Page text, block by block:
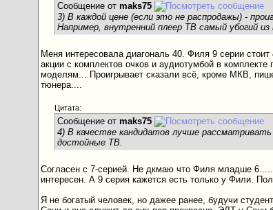
Сообщение отmaks75
3) В каждой цене (если это не распродажы) -
Например, внутренний плеер ТВ самый убогий из
Меня интересовала диагональ 40. Филя 9 серии
акции с комплектов очков и аудиотумбой в
моделям... Проигрывает сказали всё, кроме МКВ,
тюнера....
Цитата:
Сообщение отmaks75
4) В качестве кандидатов лучше
достойные ТВ.
Согласен с 7-серией. Не дкмаю что Филя младше
интересен. А 9 серия кажется есть только у Фили.
Я не богатый человек, но дажее ранее, будучи